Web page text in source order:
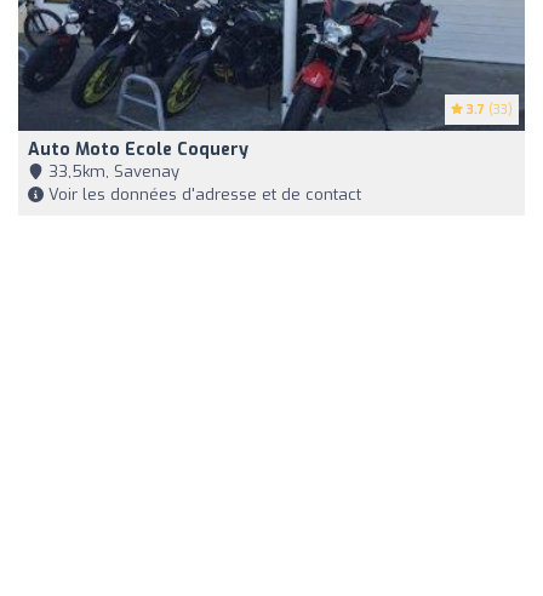
3.7 (33)
Auto Moto Ecole Coquery
33,5km, Savenay
Voir les données d'adresse et de contact